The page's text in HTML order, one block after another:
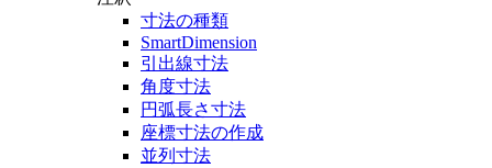
寸法の種類
SmartDimension
引出線寸法
角度寸法
円弧長さ寸法
座標寸法の作成
並列寸法